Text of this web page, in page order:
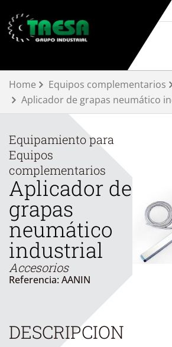
contenido
Home Equipos complementarios
Aplicador de grapas neumático
Equipamiento para
Equipos
complementarios
Aplicador de
grapas
neumático
industrial
Accesorios
Referencia: AANIN
DESCRIPCION